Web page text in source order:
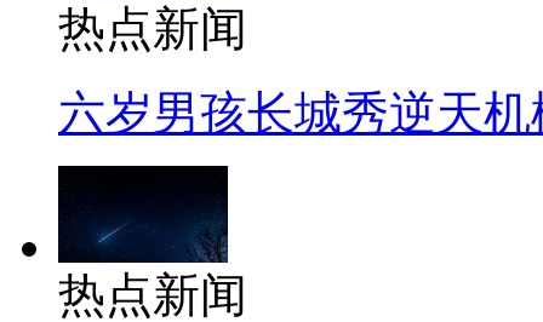
热点新闻
六岁男孩长城秀逆天机
热点新闻